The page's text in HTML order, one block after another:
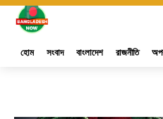
হোম সংবাদ বাংলাদেশ রাজনীতি